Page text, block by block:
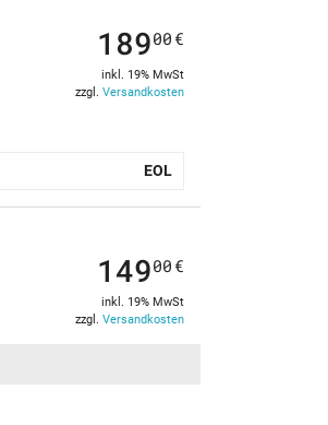
18900 €
inkl. 19% MwSt
zzgl. Versandkosten
EOL
14900 €
inkl. 19% MwSt
zzgl. Versandkosten